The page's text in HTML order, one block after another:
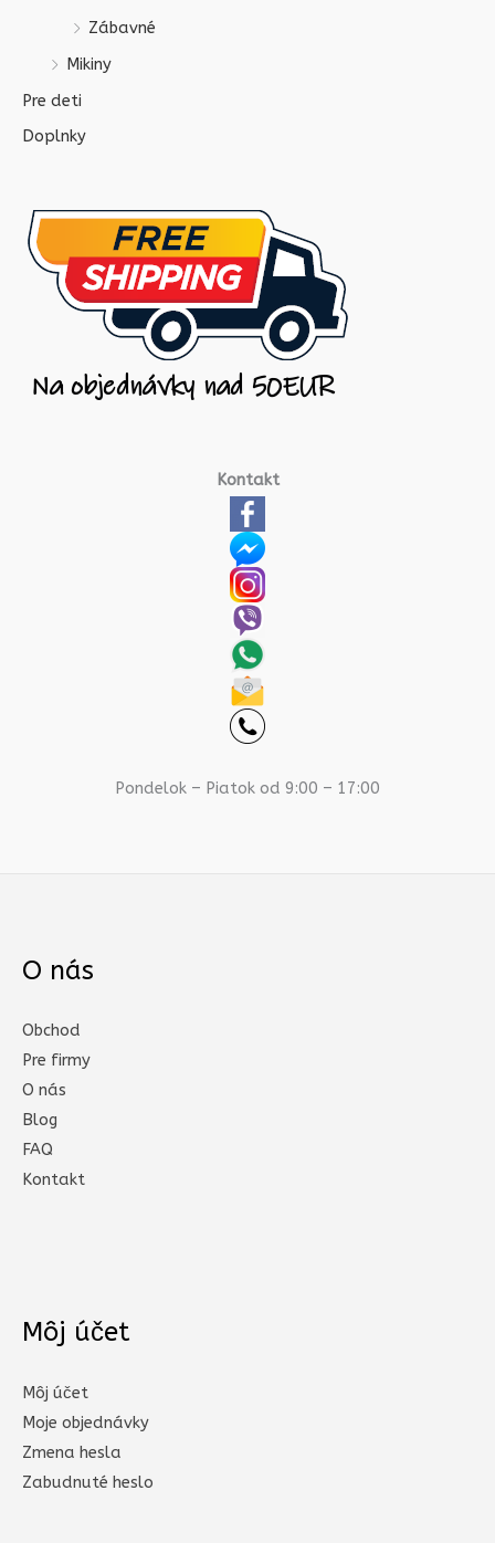
Zábavné
Mikiny
Pre deti
Doplnky
Kontakt
Pondelok – Piatok od 9:00 – 17:00
O nás
Obchod
Pre firmy
O nás
Blog
FAQ
Kontakt
Môj účet
Môj účet
Moje objednávky
Zmena hesla
Zabudnuté heslo